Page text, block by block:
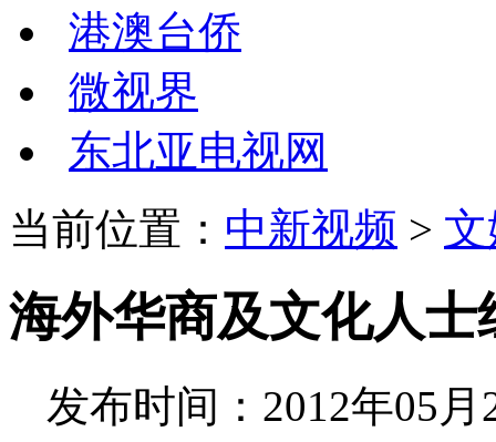
港澳台侨
微视界
东北亚电视网
当前位置： 中新视频 >
海外华商及文化人
发布时间：2012年05月